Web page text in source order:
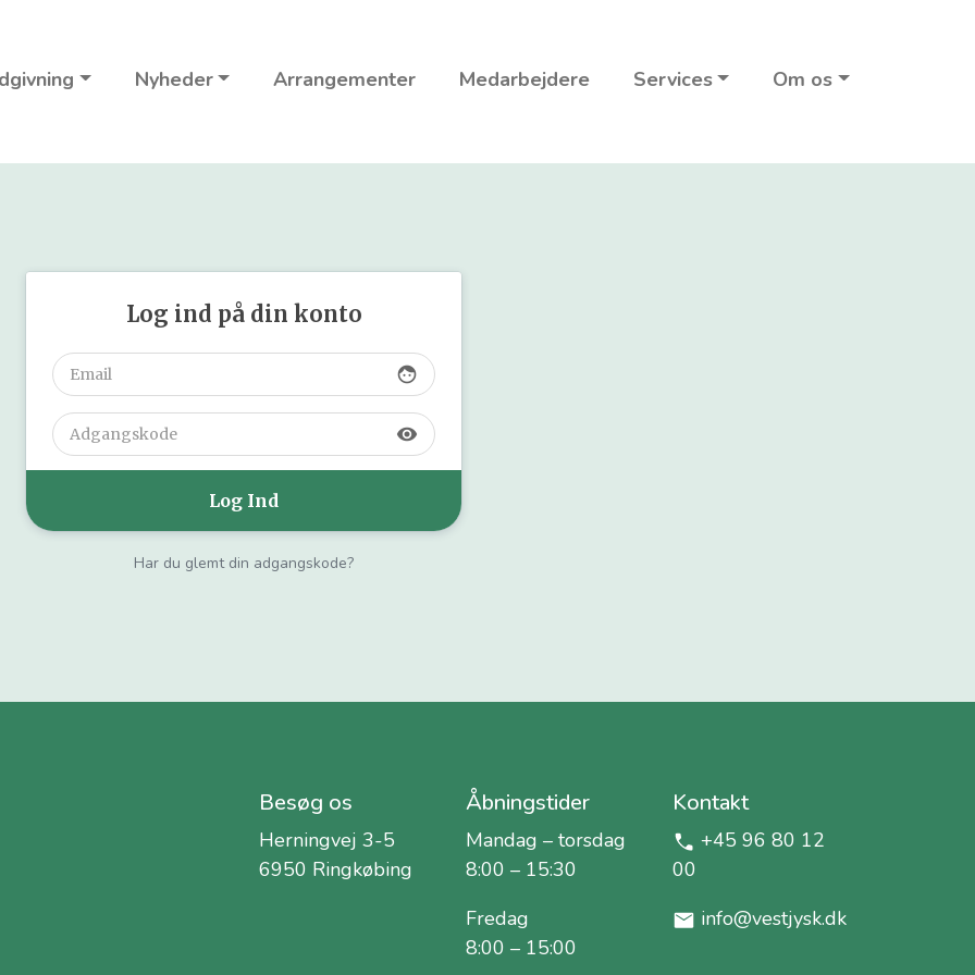
Nyheder Arrangementer Medarbejdere Services Om os
Log ind på din konto
face
visibility
Har du glemt din adgangskode?
Besøg os
Herningvej 3-5
6950 Ringkøbing
Åbningstider
Mandag – torsdag
8:00 – 15:30
Fredag
8:00 – 15:00
Kontakt
+45 96 80 12
00
info@vestjysk.dk